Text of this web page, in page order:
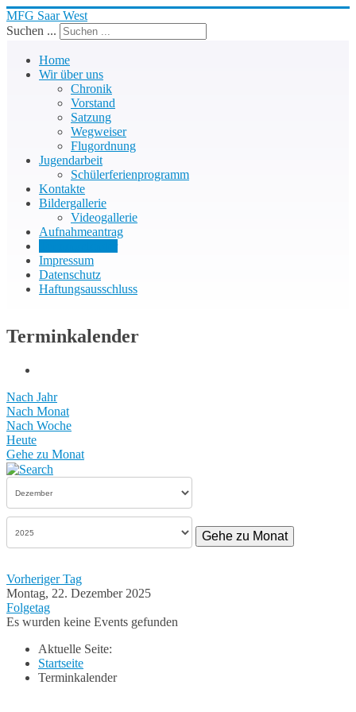
MFG Saar West
Suchen ...
Home
Wir über uns
Chronik
Vorstand
Satzung
Wegweiser
Flugordnung
Jugendarbeit
Schülerferienprogramm
Kontakte
Bildergallerie
Videogallerie
Aufnahmeantrag
Impressum
Datenschutz
Haftungsausschluss
Terminkalender
Nach Jahr
Nach Monat
Nach Woche
Heute
Gehe zu Monat
Gehe zu Monat
Vorheriger Tag
Montag, 22. Dezember 2025
Folgetag
Es wurden keine Events gefunden
Aktuelle Seite:
Startseite
Terminkalender